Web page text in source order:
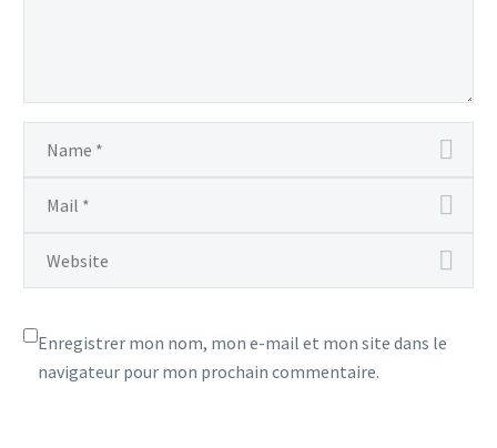
Enregistrer mon nom, mon e-mail et mon site dans le
navigateur pour mon prochain commentaire.